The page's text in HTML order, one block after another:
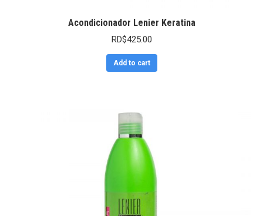
Acondicionador Lenier Keratina
RD$425.00
Add to cart